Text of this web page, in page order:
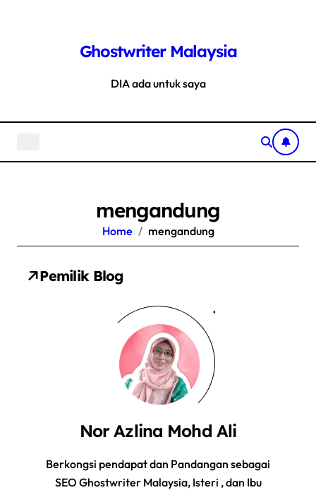
Ghostwriter Malaysia
DIA ada untuk saya
mengandung
Home mengandung
Pemilik Blog
Nor Azlina Mohd Ali
Berkongsi pendapat dan Pandangan sebagai
SEO Ghostwriter Malaysia, Isteri , dan Ibu